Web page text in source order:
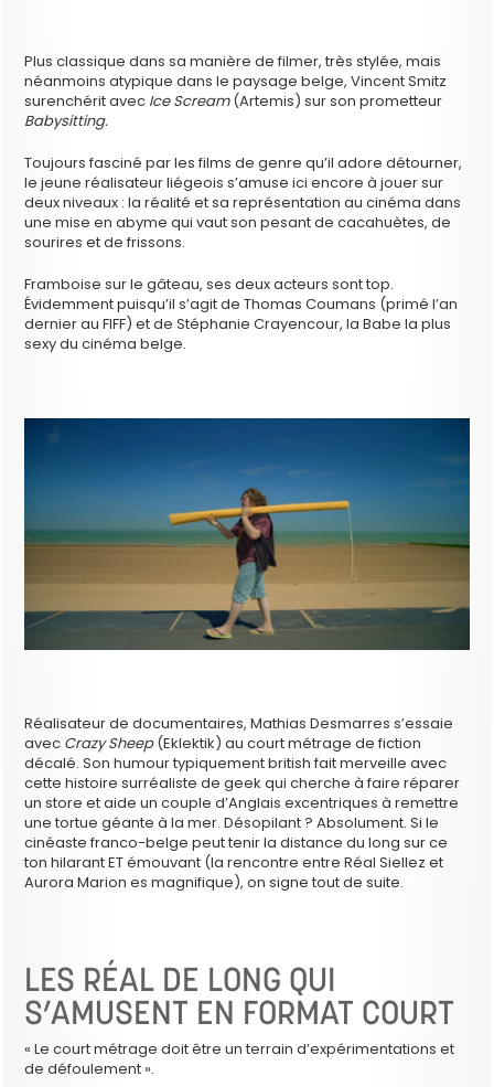
Plus classique dans sa manière de filmer, très stylée, mais
néanmoins atypique dans le paysage belge, Vincent Smitz
surenchérit avec Ice Scream(Artemis) sur son prometteur
Babysitting.
Toujours fasciné par les films de genre qu’il adore détourner,
le jeune réalisateur liégeois s’amuse ici encore à jouer sur
deux niveaux : la réalité et sa représentation au cinéma dans
une mise en abyme qui vaut son pesant de cacahuètes, de
sourires et de frissons.
Framboise sur le gâteau, ses deux acteurs sont top.
Évidemment puisqu’il s’agit de Thomas Coumans (primé l’an
dernier au FIFF) et de Stéphanie Crayencour, la Babe la plus
sexy du cinéma belge.
Réalisateur de documentaires, Mathias Desmarres s’essaie
avec Crazy Sheep(Eklektik) au court métrage de fiction
décalé. Son humour typiquement british fait merveille avec
cette histoire surréaliste de geek qui cherche à faire réparer
un store et aide un couple d’Anglais excentriques à remettre
une tortue géante à la mer. Désopilant ? Absolument. Si le
cinéaste franco-belge peut tenir la distance du long sur ce
ton hilarant ET émouvant (la rencontre entre Réal Siellez et
Aurora Marion es magnifique), on signe tout de suite.
LES RÉAL DE LONG QUI
S’AMUSENT EN FORMAT COURT
« Le court métrage doit être un terrain d’expérimentations et
de défoulement ».